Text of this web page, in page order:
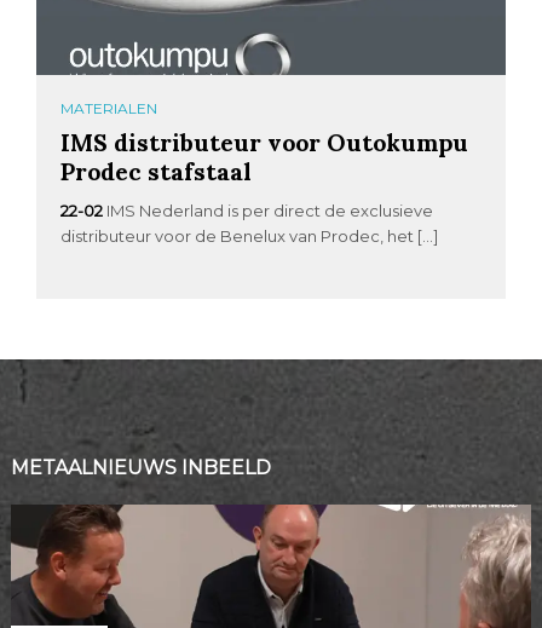
MATERIALEN
IMS distributeur voor Outokumpu
Prodec stafstaal
22-02 IMS Nederland is per direct de exclusieve
distributeur voor de Benelux van Prodec, het […]
METAALNIEUWS INBEELD